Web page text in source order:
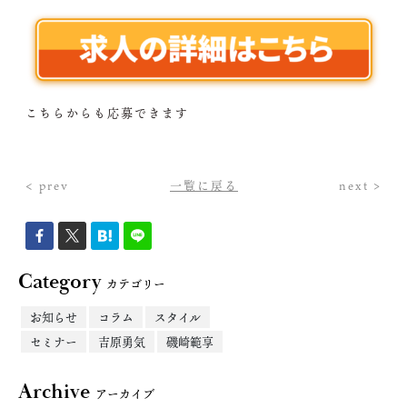
こちらからも応募できます
< prev 一覧に戻る next >
Categoryカテゴリー
お知らせ
コラム
スタイル
セミナー
吉原勇気 磯崎範享
Archive アーカイブ